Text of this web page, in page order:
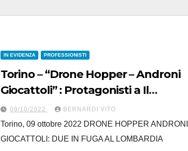
IN EVIDENZA PROFESSIONISTI
Torino – “Drone Hopper – Androni
Giocattoli” : Protagonisti a Il
Lombardia con Natnael Tesfazion
e Simone Ravanelli
09/10/2022 BERNARDI VITO
Torino, 09 ottobre 2022 DRONE HOPPER ANDRONI
GIOCATTOLI: DUE IN FUGA AL LOMBARDIA